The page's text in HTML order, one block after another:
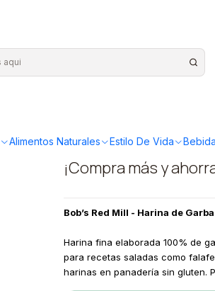
Alimentos Naturales Estilo De Vida
¡Compra más y
Bob’s Red Mill - Harina de
Harina fina elaborada 100% de
para recetas saladas como
harinas en panadería sin gluten.